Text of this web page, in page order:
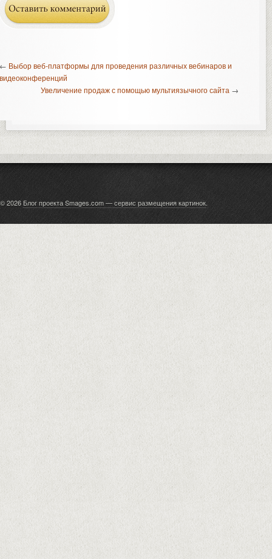
Выбор веб-платформы для проведения различных вебинаров и
Увеличение продаж с помощью мультиязычного сайта →
© 2026 Блог проекта Smages.com — сервис размещения картинок.